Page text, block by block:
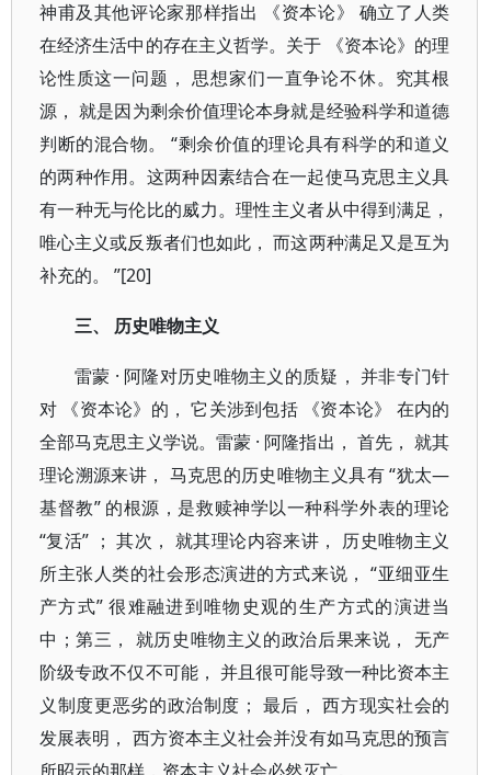
神甫及其他评论家那样指出 《资本论》 确立了人类
在经济生活中的存在主义哲学。关于 《资本论》的理
论性质这一问题， 思想家们一直争论不休。究其根
源， 就是因为剩余价值理论本身就是经验科学和道德
判断的混合物。 “剩余价值的理论具有科学的和道义
的两种作用。这两种因素结合在一起使马克思主义具
有一种无与伦比的威力。理性主义者从中得到满足，
唯心主义或反叛者们也如此， 而这两种满足又是互为
补充的。 ”[20]
三、 历史唯物主义
雷蒙 · 阿隆对历史唯物主义的质疑， 并非专门针
对 《资本论》的， 它关涉到包括 《资本论》 在内的
全部马克思主义学说。雷蒙 · 阿隆指出， 首先， 就其
理论溯源来讲， 马克思的历史唯物主义具有 “犹太—
基督教” 的根源，是救赎神学以一种科学外表的理论
“复活” ； 其次， 就其理论内容来讲， 历史唯物主义
所主张人类的社会形态演进的方式来说， “亚细亚生
产方式” 很难融进到唯物史观的生产方式的演进当
中；第三， 就历史唯物主义的政治后果来说， 无产
阶级专政不仅不可能， 并且很可能导致一种比资本主
义制度更恶劣的政治制度； 最后， 西方现实社会的
发展表明， 西方资本主义社会并没有如马克思的预言